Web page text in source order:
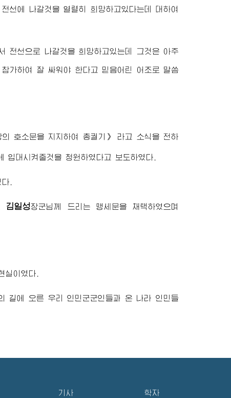
선에 나갈것을 열렬히 희망하고있다는데 대하여
전선으로 나갈것을 희망하고있는데 그것은 아주
가하여 잘 싸워야 한다고 믿음어린 어조로 말씀
의 호소문을 지지하여 총궐기》 라고 소식을 전하
대시켜줄것을 청원하였다고 보도하였다.
.
김일성장군님 께 드리는 맹세문을 채택하였으며
실이였다.
길에 오른 우리 인민군군인들과 온 나라 인민들
기사 학자